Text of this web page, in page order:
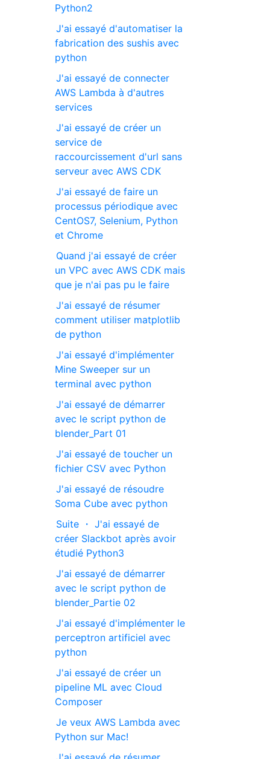
Python2
J'ai essayé d'automatiser la
fabrication des sushis avec
python
J'ai essayé de connecter
AWS Lambda à d'autres
services
J'ai essayé de créer un
service de
raccourcissement d'url sans
serveur avec AWS CDK
J'ai essayé de faire un
processus périodique avec
CentOS7, Selenium, Python
et Chrome
Quand j'ai essayé de créer
un VPC avec AWS CDK mais
que je n'ai pas pu le faire
J'ai essayé de résumer
comment utiliser matplotlib
de python
J'ai essayé d'implémenter
Mine Sweeper sur un
terminal avec python
J'ai essayé de démarrer
avec le script python de
blender_Part 01
J'ai essayé de toucher un
fichier CSV avec Python
J'ai essayé de résoudre
Soma Cube avec python
Suite ・ J'ai essayé de
créer Slackbot après avoir
étudié Python3
J'ai essayé de démarrer
avec le script python de
blender_Partie 02
J'ai essayé d'implémenter le
perceptron artificiel avec
python
J'ai essayé de créer un
pipeline ML avec Cloud
Composer
Je veux AWS Lambda avec
Python sur Mac!